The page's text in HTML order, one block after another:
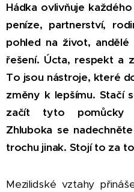
Hádka ovlivňuje
peníze, partnerství,
pohled na život, andělé
řešení. Úcta, respekt a
To jsou nástroje, které
změny k lepšímu. Stačí
začít tyto pomůcky
Zhluboka se
trochu jinak. Stojí to za
Mezilidské vztahy